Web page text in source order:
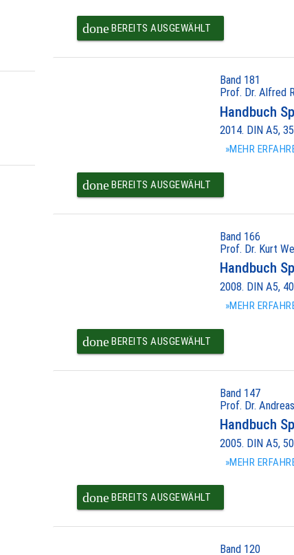
doneBEREITS AUSGEWÄHLT
Band 181
Prof. Dr. Alfred
Handbuch
2014. DIN A5,
»MEHR
doneBEREITS AUSGEWÄHLT
Band 166
Prof. Dr. Kurt
Handbuch
2008. DIN A5,
»MEHR
doneBEREITS AUSGEWÄHLT
Band 147
Prof. Dr.
Handbuch
2005. DIN A5,
»MEHR
doneBEREITS AUSGEWÄHLT
Band 120